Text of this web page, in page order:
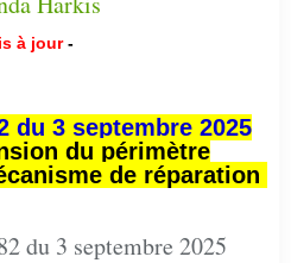
à jour -
du 3 septembre 2025
du périmètre
de réparation
du 3 septembre 2025